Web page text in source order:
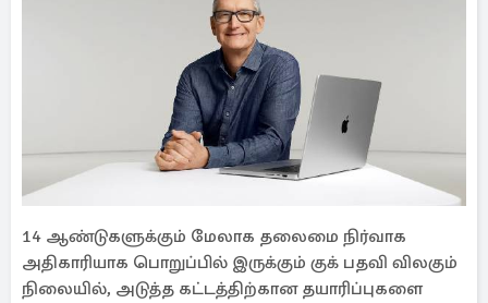
14 ஆண்டுகளுக்கும் மேலாக தலைமை நிர்வாக
அதிகாரியாக பொறுப்பில் இருக்கும் குக் பதவி விலகும்
நிலையில், அடுத்த கட்டத்திற்கான தயாரிப்புகளை